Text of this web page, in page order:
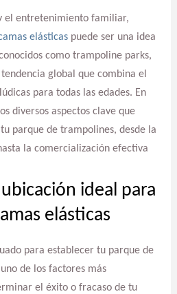
el entretenimiento familiar,
elásticaspuede ser una idea
como trampoline parks,
global que combina el
para todas las edades. En
diversos aspectos clave que
parque de trampolines, desde la
la comercialización efectiva
ideal para
elásticas
para establecer tu parque de
de los factores más
el éxito o fracaso de tu